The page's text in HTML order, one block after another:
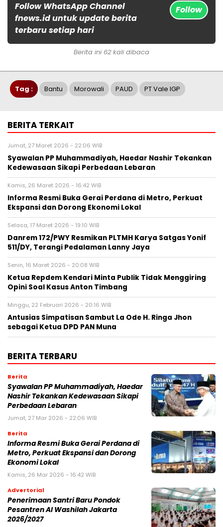
Follow WhatsApp Channel
fnews.id untuk update berita
terbaru setiap hari
Follow
Berita ini 62 kali dibaca
Tag : Bantu Morowali PAUD PT Vale IGP
BERITA TERKAIT
Jumat, 27 Maret 2026 - 22:06 WIB
Syawalan PP Muhammadiyah, Haedar Nashir Tekankan
Kedewasaan Sikapi Perbedaan Lebaran
Kamis, 26 Maret 2026 - 16:42 WIB
Informa Resmi Buka Gerai Perdana di Metro, Perkuat
Ekspansi dan Dorong Ekonomi Lokal
Selasa, 17 Maret 2026 - 19:10 WIB
Danrem 172/PWY Resmikan PLTMH Karya Satgas Yonif
511/DY, Terangi Pedalaman Lanny Jaya
Senin, 16 Maret 2026 - 20:08 WIB
Ketua Repdem Kendari Minta Publik Tidak Menggiring
Opini Soal Kasus Anton Timbang
Minggu, 22 Februari 2026 - 20:16 WIB
Antusias Simpatisan Sambut La Ode H. Ringa Jhon
sebagai Ketua DPD PAN Muna
BERITA TERBARU
Berita
Syawalan PP Muhammadiyah, Haedar
Nashir Tekankan Kedewasaan Sikapi
Perbedaan Lebaran
Jumat, 27 Mar 2026 - 22:06 WIB
Berita
Informa Resmi Buka Gerai Perdana di
Metro, Perkuat Ekspansi dan Dorong
Ekonomi Lokal
Kamis, 26 Mar 2026 - 16:42 WIB
Advertorial
Penerimaan Santri Baru Pondok
Pesantren Al Washilah Jakarta
2026/2027